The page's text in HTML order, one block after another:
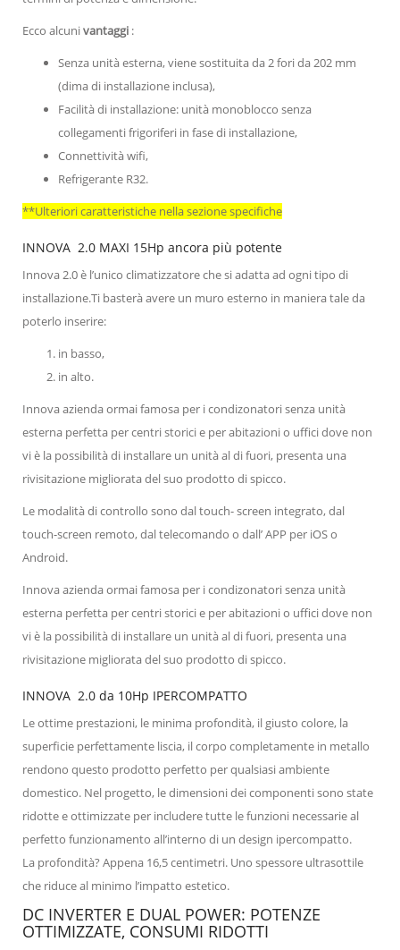
Ecco alcunivantaggi :
Senza unità esterna, viene sostituita da 2 fori da 202 mm
(dima di installazione inclusa),
Facilità di installazione: unità monoblocco senza
collegamenti frigoriferi in fase di installazione,
Connettività wifi,
Refrigerante R32.
**Ulteriori caratteristiche nella sezione specifiche
INNOVA 2.0 MAXI 15Hp ancora più potente
Innova 2.0 è l’unico climatizzatore che si adatta ad ogni tipo di
installazione.Ti basterà avere un muro esterno in maniera tale da
poterlo inserire:
in basso,
in alto.
Innova azienda ormai famosa per i condizonatori senza unità
esterna perfetta per centri storici e per abitazioni o uffici dove non
vi è la possibilità di installare un unità al di fuori, presenta una
rivisitazione migliorata del suo prodotto di spicco.
Le modalità di controllo sono dal touch- screen integrato, dal
touch-screen remoto, dal telecomando o dall’ APP per iOS o
Android.
Innova azienda ormai famosa per i condizonatori senza unità
esterna perfetta per centri storici e per abitazioni o uffici dove non
vi è la possibilità di installare un unità al di fuori, presenta una
rivisitazione migliorata del suo prodotto di spicco.
INNOVA 2.0 da 10Hp IPERCOMPATTO
Le ottime prestazioni, le minima profondità, il giusto colore, la
superficie perfettamente liscia, il corpo completamente in metallo
rendono questo prodotto perfetto per qualsiasi ambiente
domestico. Nel progetto, le dimensioni dei componenti sono state
ridotte e ottimizzate per includere tutte le funzioni necessarie al
perfetto funzionamento all’interno di un design ipercompatto.
La profondità? Appena 16,5 centimetri. Uno spessore ultrasottile
che riduce al minimo l’impatto estetico.
DC INVERTER E DUAL POWER: POTENZE
OTTIMIZZATE, CONSUMI RIDOTTI